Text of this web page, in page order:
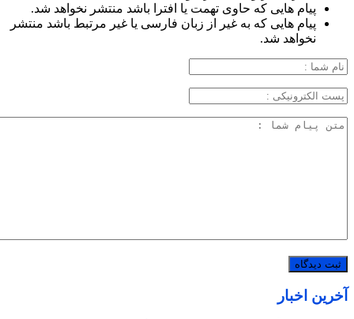
پیام هایی که حاوی تهمت یا افترا باشد منتشر نخواهد شد.
پیام هایی که به غیر از زبان فارسی یا غیر مرتبط باشد منتشر
نخواهد شد.
آخرین اخبار